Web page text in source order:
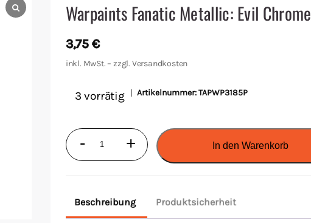
Warpaints Fanatic Metallic: Evil Chrome
3,75€
inkl. MwSt. – zzgl. Versandkosten
3 vorrätig Artikelnummer:TAPWP3185P
-
Warpaints
Fanatic
Metallic:
Chrome
+ In den Warenkorb
Beschreibung Produktsicherheit